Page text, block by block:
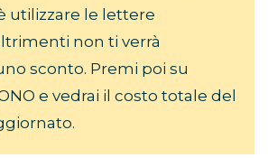
utilizzare le lettere
non ti verrà
sconto. Premi poi su
e vedrai il costo totale del